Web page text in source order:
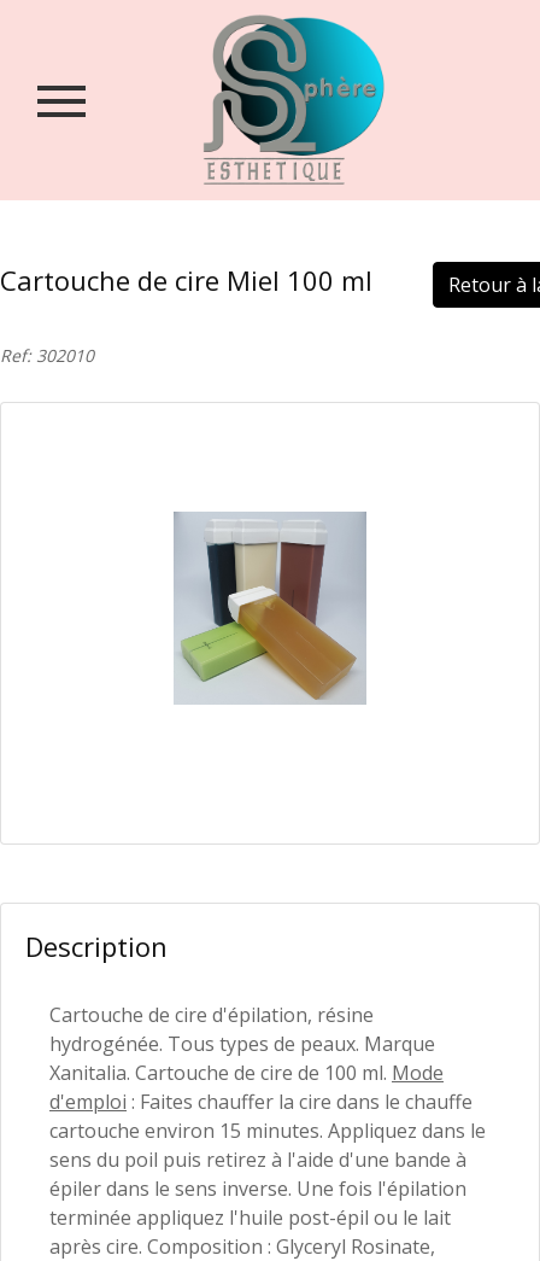
Qui
?
Login
Cartouche de cire Miel 100 ml
Ref: 302010
Retour à
Description
Cartouche de cire d'épilation, résine
hydrogénée. Tous types de peaux. Marque
Xanitalia. Cartouche de cire de 100 ml. Mode
d'emploi : Faites chauffer la cire dans le chauffe
cartouche environ 15 minutes. Appliquez dans le
sens du poil puis retirez à l'aide d'une bande à
épiler dans le sens inverse. Une fois l'épilation
terminée appliquez l'huile post-épil ou le lait
après cire. Composition : Glyceryl Rosinate,